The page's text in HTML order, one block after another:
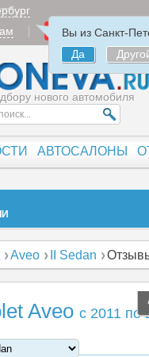
Вы из Санкт-
Да
Продать
нового автомобиля
АВТОСАЛОНЫ
Aveo II Sedan
Aveo c 2011 по